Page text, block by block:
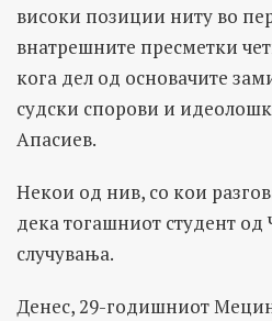
високи позиции ниту во
внатрешните пресметки
кога дел од основачите
судски спорови и
Апасиев.
Некои од нив, со кои
дека тогашниот студент
случувања.
Денес, 29-годишниот